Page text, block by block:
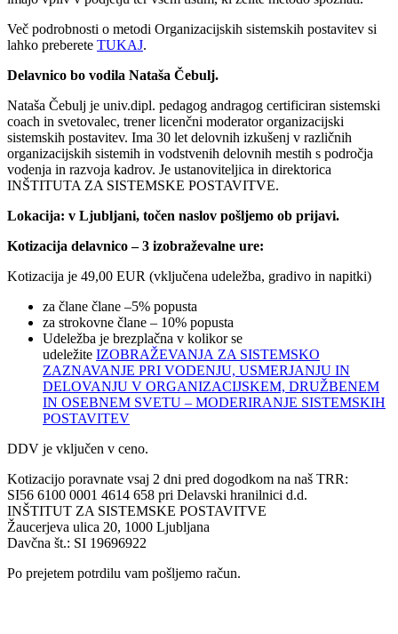
Več podrobnosti o metodi Organizacijskih sistemskih postavitev si
lahko preberete TUKAJ.
Delavnico bo vodila Nataša Čebulj.
Nataša Čebulj je univ.dipl. pedagog andragog certificiran sistemski
coach in svetovalec, trener licenčni moderator organizacijski
sistemskih postavitev. Ima 30 let delovnih izkušenj v različnih
organizacijskih sistemih in vodstvenih delovnih mestih s področja
vodenja in razvoja kadrov. Je ustanoviteljica in direktorica
INŠTITUTA ZA SISTEMSKE POSTAVITVE.
Lokacija: v Ljubljani, točen naslov pošljemo ob prijavi.
Kotizacija delavnico – 3 izobraževalne ure:
Kotizacija je 49,00 EUR (vključena udeležba, gradivo in napitki)
za člane člane –5% popusta
za strokovne člane – 10% popusta
Udeležba je brezplačna v kolikor se
udeležite IZOBRAŽEVANJA ZA SISTEMSKO
ZAZNAVANJE PRI VODENJU, USMERJANJU IN
DELOVANJU V ORGANIZACIJSKEM, DRUŽBENEM
IN OSEBNEM SVETU – MODERIRANJE SISTEMSKIH
POSTAVITEV
DDV je vključen v ceno.
Kotizacijo poravnate vsaj 2 dni pred dogodkom na naš TRR:
SI56 6100 0001 4614 658 pri Delavski hranilnici d.d.
INŠTITUT ZA SISTEMSKE POSTAVITVE
Žaucerjeva ulica 20, 1000 Ljubljana
Davčna št.: SI 19696922
Po prejetem potrdilu vam pošljemo račun.